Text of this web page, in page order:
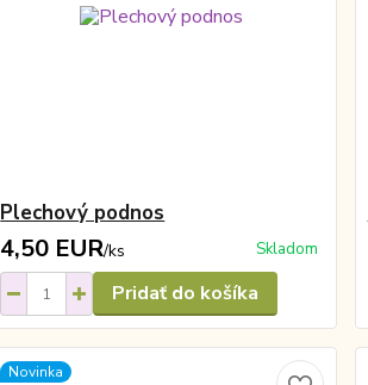
Plechový podnos
4,50 EUR/ks Skladom
Pridať do košíka
Novinka